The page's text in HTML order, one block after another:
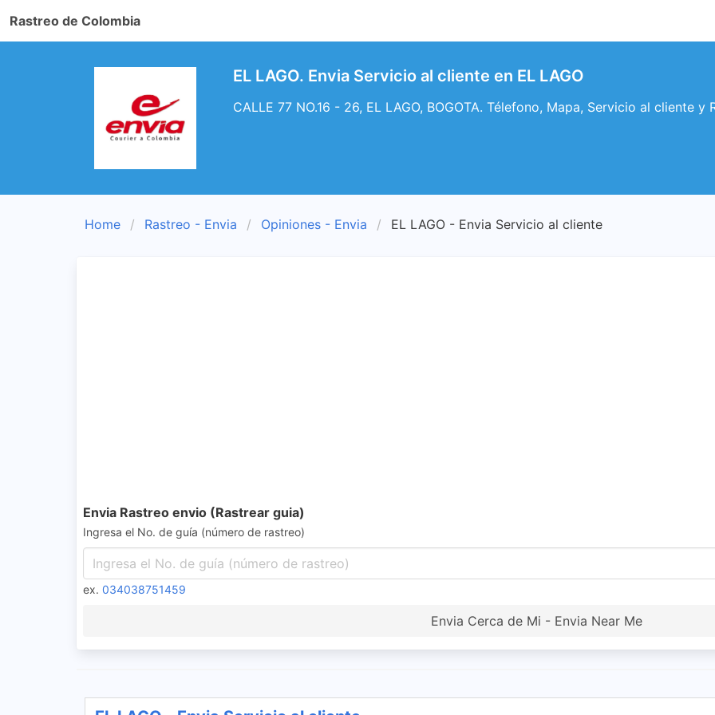
Rastreo de Colombia
EL LAGO. Envia Servicio al cliente en EL LAGO
CALLE 77 NO.16 - 26, EL LAGO, BOGOTA. Télefono, Mapa, Servicio al cliente y
Home Rastreo - Envia Opiniones - Envia EL LAGO - Envia Servicio al cliente
Envia Rastreo envio (Rastrear guia)
Ingresa el No. de guía (número de rastreo)
ex. 034038751459
Envia Cerca de Mi - Envia Near Me